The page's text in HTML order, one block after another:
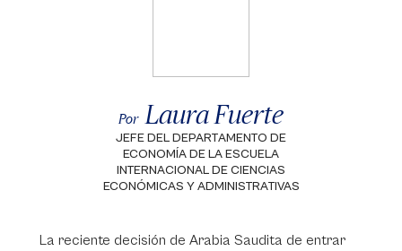
Por Laura Fuerte
JEFE DEL DEPARTAMENTO DE
ECONOMÍA DE LA ESCUELA
INTERNACIONAL DE CIENCIAS
ECONÓMICAS Y ADMINISTRATIVAS
La reciente decisión de Arabia Saudita de entrar